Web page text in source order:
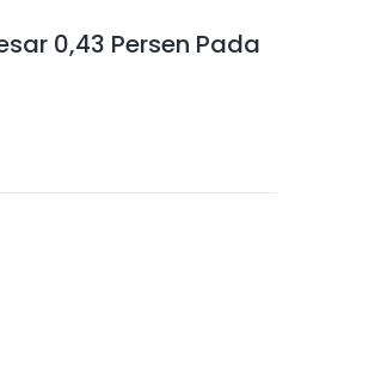
0,43 Persen Pada